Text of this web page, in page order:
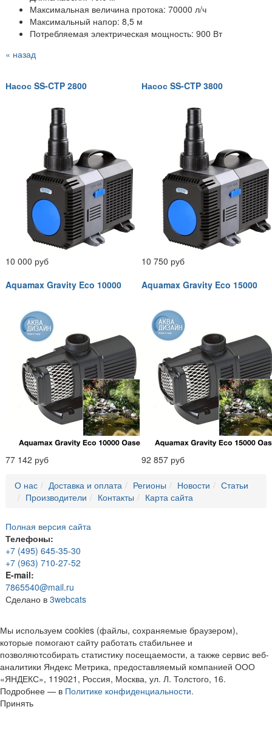
Максимальная величина протока: 70000 л/ч
Максимальный напор: 8,5 м
Потребляемая электрическая мощность: 900 Вт
« назад
Насос SS-CTP 2800
10 000 руб
Насос SS-CTP 3800
10 750 руб
Aquamax Gravity Eco 10000
77 142 руб
Aquamax Gravity Eco 15000
92 857 руб
О нас Доставка и оплата Регионы Новости
Статьи
Производители
Контакты Карта сайта
Полная версия сайта
Телефоны:
+7 (495) 645-35-30
+7 (963) 710-27-52
E-mail:
7865540@mail.ru
Сделано в 3webcats
Мы используем cookies (файлы, сохраняемые браузером),
которые помогают сайту работать стабильнее и
позволяютсобирать статистику посещаемости, а также сервис веб-
аналитики Яндекс Метрика, предоставляемый компанией ООО
«ЯНДЕКС», 119021, Россия, Москва, ул. Л. Толстого, 16.
Подробнее — в Политике конфиденциальности.
Принять